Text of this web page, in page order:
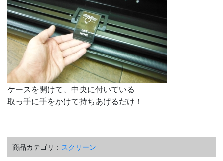
ケースを開けて、中央に付いている
取っ手に手をかけて持ちあげるだけ！
商品カテゴリ： スクリーン